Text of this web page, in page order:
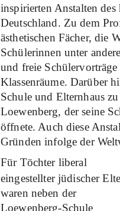
inspirierten Anstalten
Deutschland. Zu dem
ästhetischen Fächer, die
Schülerinnen unter
und freie
Klassenräume. Darüber
Schule und Elternhaus
Loewenberg, der seine
öffnete. Auch diese
Gründen infolge der
Für Töchter liberal
eingestellter jüdischer
waren neben der
Loewenberg-Schule